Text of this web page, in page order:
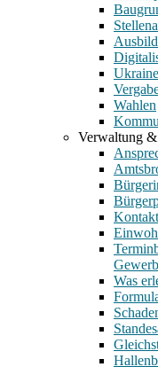
Wahlen
Verwaltung
Was